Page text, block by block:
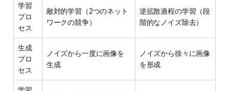
学習
プロ
セス
敵対的学習（2つのネット
ワークの競争）
逆拡散過程の学習（段
階的なノイズ除去）
生成
プロ
セス
ノイズから一度に画像を
生成
ノイズから徐々に画像
を形成